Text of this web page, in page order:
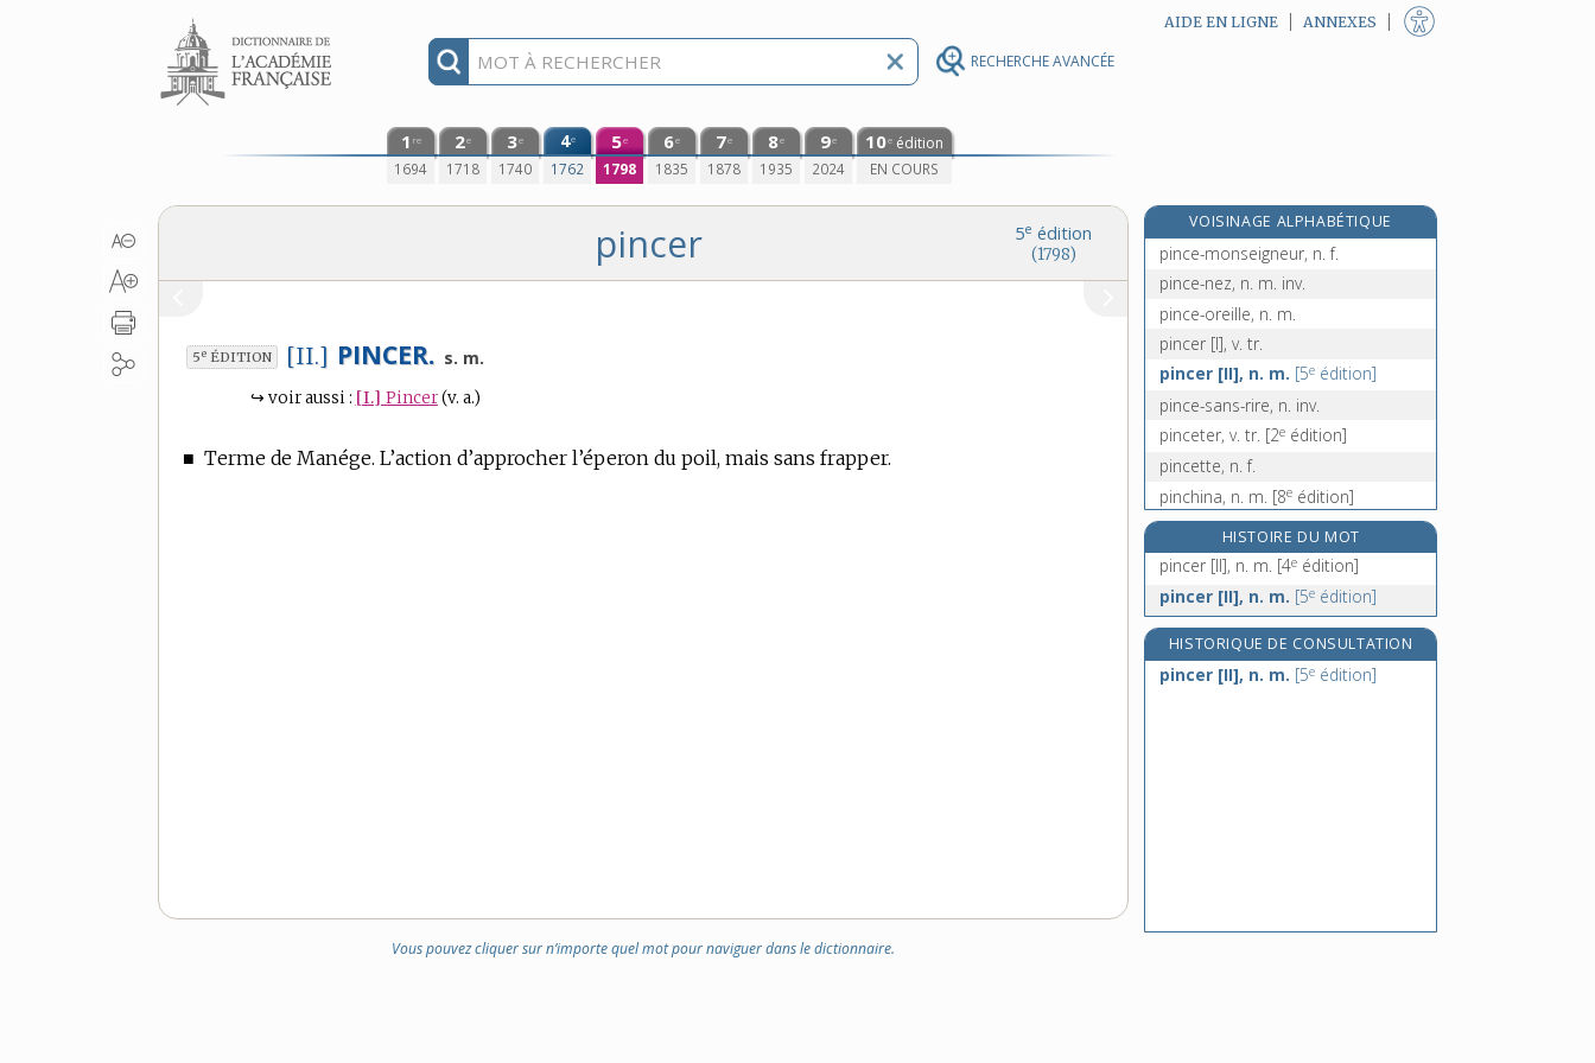
RECHERCHE AVANCÉE
Aller au contenu AIDE EN LIGNE ANNEXES
1 re
1694
2e
1718
3e
1740
4e
1762
5e
1798
6e
1835
7e
1878
8e
1935
9e
2024
10e édition
EN COURS
5e édition
(1798)
pincer
5e ÉDITION [II.] PINCER. s. m.
↪ voir aussi : [I.] Pincer(v. a.)
■ Terme de Manége. L’action d’approcher l’éperon du poil, mais sans frapper.
Vous pouvez cliquer sur n’importe quel mot pour naviguer dans le dictionnaire.
VOISINAGE ALPHABÉTIQUE
pincement, n. m.
pince-monseigneur, n. f.
pince-nez, n. m. inv.
pince-oreille, n. m.
pincer [I], v. tr.
pincer [II], n. m. [5e édition]
pince-sans-rire, n. inv.
pinceter, v. tr. [2e édition]
pincette, n. f.
pinchina, n. m. [8e édition]
pinçon [I], n. m.
pinçon [II], n. m.
pindarique, adj.
pindariser, v. intr.
pindariseur, n. m. [7e édition]
HISTOIRE DU MOT
pincer [II], n. m. [4e édition]
pincer [II], n. m. [5e édition]
HISTORIQUE DE CONSULTATION
pincer [II], n. m. [5e édition]